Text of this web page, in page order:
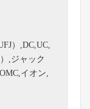
）,DC,UC,
,ジャック
イオン,